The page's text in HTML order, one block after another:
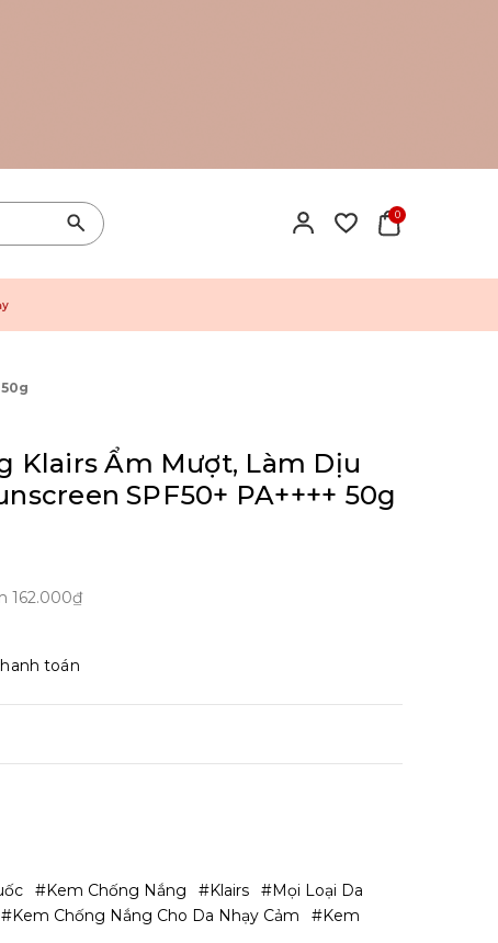
0
Klairs Ẩm Mượt, Làm Dịu
SPF50+ PA++++ 50g
162.000₫
toán
#Kem Chống Nắng #Klairs
#Mọi Loại Da
#kem Chống Nắng Cho Da Nhạy Cảm
#kem